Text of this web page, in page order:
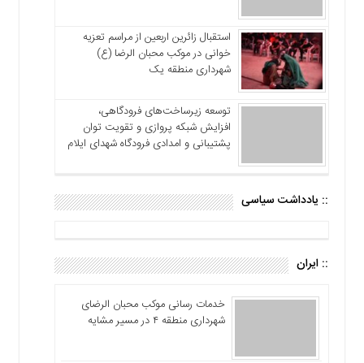
استقبال زائرین اربعین از مراسم تعزیه
خوانی در موکب محبان الرضا (ع)
شهرداری منطقه یک
توسعه زیرساخت‌های فرودگاهی،
افزایش شبکه پروازی و تقویت توان
پشتیبانی و امدادی فرودگاه شهدای ایلام
:: یادداشت سیاسی
:: ایران
خدمات رسانی موکب محبان الرضای
شهرداری منطقه ۴ در مسیر مشایه